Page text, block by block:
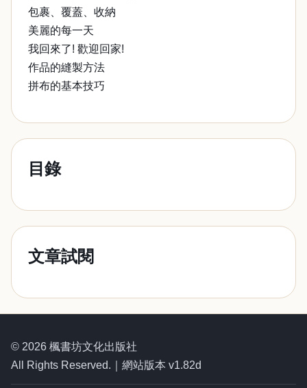
包裹、覆蓋、收納
美麗的每一天
我回來了! 歡迎回家!
作品的縫製方法
拼布的基本技巧
目錄
文章試閱
© 2026 楓書坊文化出版社
All Rights Reserved.｜網站版本 v1.82d